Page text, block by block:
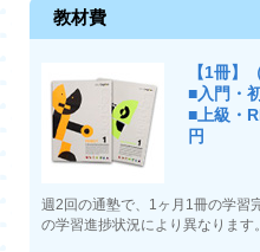
教材費
【1冊】
■入門・
■上級・
円
週2回の通塾で、1ヶ月1冊の学習
の学習進捗状況により異なります。